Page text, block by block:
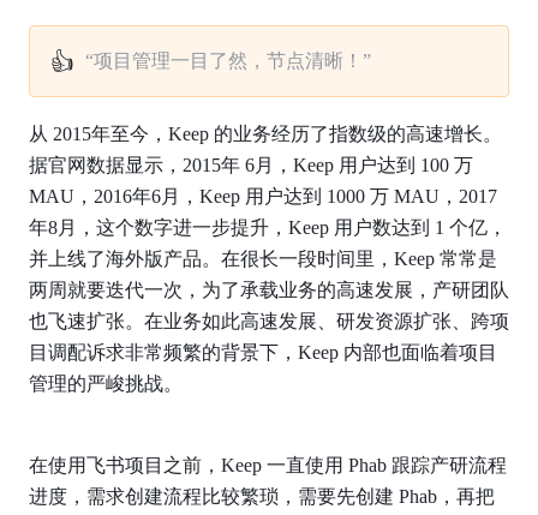
👍 “项目管理一目了然，节点清晰！”
从 2015年至今，Keep 的业务经历了指数级的高速增长。
据官网数据显示，2015年 6月，Keep 用户达到 100 万
MAU，2016年6月，Keep 用户达到 1000 万 MAU，2017
年8月，这个数字进一步提升，Keep 用户数达到 1 个亿，
并上线了海外版产品。在很长一段时间里，Keep 常常是
两周就要迭代一次，为了承载业务的高速发展，产研团队
也飞速扩张。在业务如此高速发展、研发资源扩张、跨项
目调配诉求非常频繁的背景下，Keep 内部也面临着项目
管理的严峻挑战。
在使用飞书项目之前，Keep 一直使用 Phab 跟踪产研流程
进度，需求创建流程比较繁琐，需要先创建 Phab，再把